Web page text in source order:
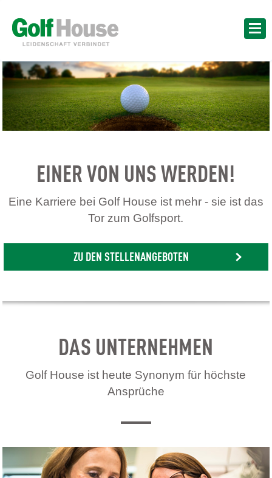
EINER VON UNS WERDEN!
Eine Karriere bei Golf House ist mehr - sie ist das
Tor zum Golfsport.
ZU DEN STELLENANGEBOTEN
DAS UNTERNEHMEN
Golf House ist heute Synonym für höchste
Ansprüche